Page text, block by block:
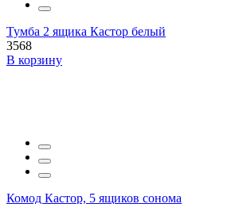
Тумба 2 ящика Кастор белый
3568
В корзину
Комод Кастор, 5 ящиков сонома